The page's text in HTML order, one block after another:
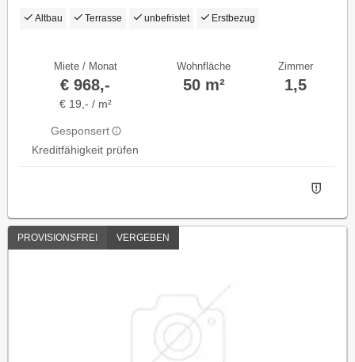
TRAUMLAGE, ERSTBEZUG
Altbau Terrasse unbefristet Erstbezug
Miete / Monat
€ 968,-
€ 19,- / m²
Gesponsert
Kreditfähigkeit prüfen
Wohnfläche
50 m²
Zimmer
1,5
PROVISIONSFREI VERGEBEN